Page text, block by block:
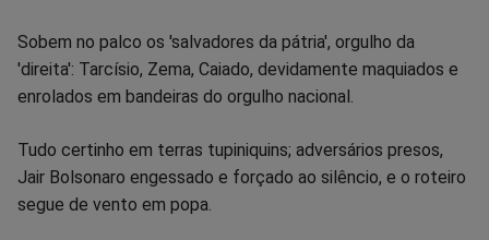
Sobem no palco os 'salvadores da pátria', orgulho da
'direita': Tarcísio, Zema, Caiado, devidamente maquiados e
enrolados em bandeiras do orgulho nacional.
Tudo certinho em terras tupiniquins; adversários presos,
Jair Bolsonaro engessado e forçado ao silêncio, e o roteiro
segue de vento em popa.